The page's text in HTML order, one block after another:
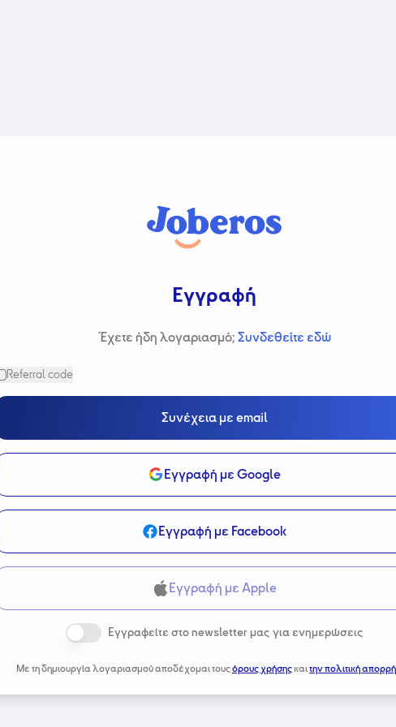
Εγγραφή
Έχετε ήδη λογαριασμό; Συνδεθείτε εδώ
Referral code
Συνέχεια με email
Εγγραφή με Google
Εγγραφή με Facebook
Εγγραφή με Apple
Εγγραφείτε στο newsletter μας για ενημερώσεις
Με τη δημιουργία λογαριασμού αποδέχομαι τουςόρους χρήσηςκαιτην πολιτική